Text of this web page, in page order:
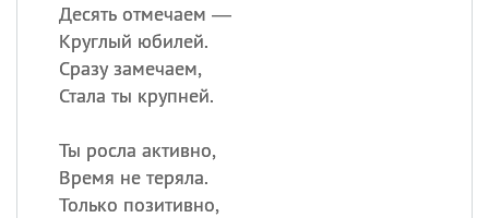
Десять отмечаем —
Круглый юбилей.
Сразу замечаем,
Стала ты крупней.
Ты росла активно,
Время не теряла.
Только позитивно,